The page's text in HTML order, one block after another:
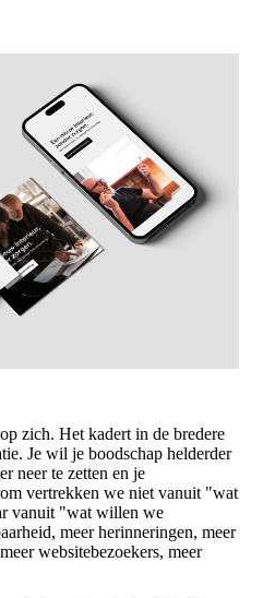
zich. Het kadert in de bredere
Je wil je boodschap helderder
neer te zetten en je
vertrekken we niet vanuit "wat
vanuit "wat willen we
meer herinneringen, meer
websitebezoekers, meer